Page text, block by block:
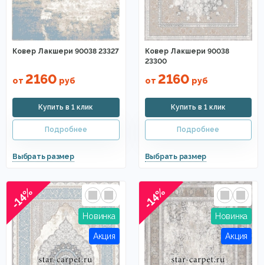
Ковер Лакшери 90038 23327
от 2160 руб
Ковер Лакшери 90038
23300
от 2160 руб
-14% -14%